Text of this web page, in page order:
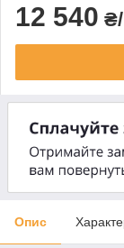
12 540
Опис